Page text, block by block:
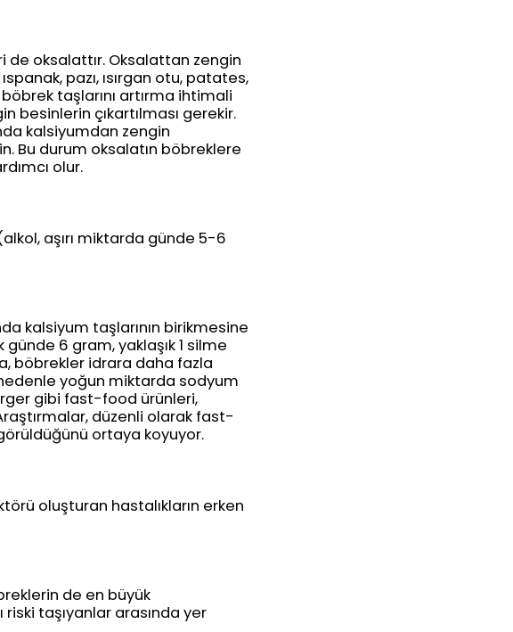
oksalattır. Oksalattan zengin
pazı, ısırgan otu, patates,
taşlarını artırma ihtimali
besinlerin çıkartılması gerekir.
kalsiyumdan zengin
Bu durum oksalatın böbreklere
olur.
aşırı miktarda günde 5-6
kalsiyum taşlarının birikmesine
6 gram, yaklaşık 1 silme
böbrekler idrara daha fazla
yoğun miktarda sodyum
gibi fast-food ürünleri,
düzenli olarak fast-
ortaya koyuyor.
oluşturan hastalıkların erken
de en büyük
taşıyanlar arasında yer